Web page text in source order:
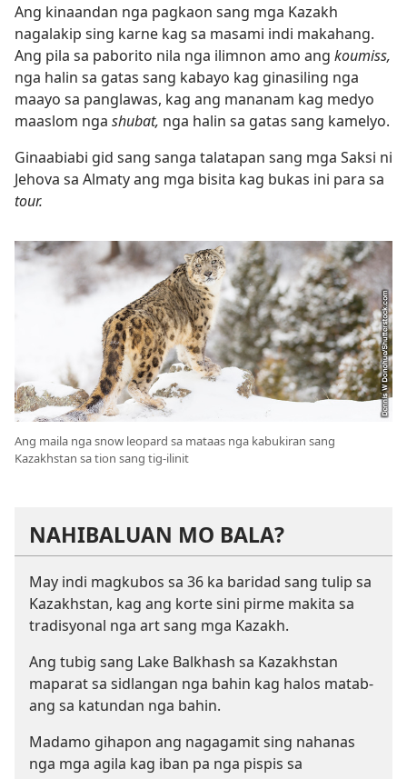
Ang kinaandan nga pagkaon sang mga Kazakh
nagalakip sing karne kag sa masami indi makahang.
Ang pila sa paborito nila nga ilimnon amo ang koumiss,
nga halin sa gatas sang kabayo kag ginasiling nga
maayo sa panglawas, kag ang mananam kag medyo
maaslom nga shubat, nga halin sa gatas sang kamelyo.
Ginaabiabi gid sang sanga talatapan sang mga Saksi ni
Jehova sa Almaty ang mga bisita kag bukas ini para sa
tour.
Ang maila nga snow leopard sa mataas nga kabukiran sang
Kazakhstan sa tion sang tig-ilinit
NAHIBALUAN MO BALA?
May indi magkubos sa 36 ka baridad sang tulip sa
Kazakhstan, kag ang korte sini pirme makita sa
tradisyonal nga art sang mga Kazakh.
Ang tubig sang Lake Balkhash sa Kazakhstan
maparat sa sidlangan nga bahin kag halos matab-
ang sa katundan nga bahin.
Madamo gihapon ang nagagamit sing nahanas
nga mga agila kag iban pa nga pispis sa